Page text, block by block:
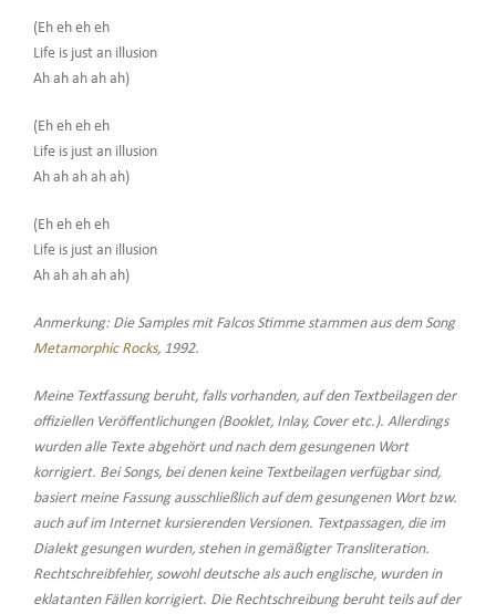
(Eh eh eh eh
Life is just an illusion
Ah ah ah ah ah)
(Eh eh eh eh
Life is just an illusion
Ah ah ah ah ah)
(Eh eh eh eh
Life is just an illusion
Ah ah ah ah ah)
Anmerkung: Die Samples mit Falcos Stimme stammen aus dem Song
Metamorphic Rocks, 1992.
Meine Textfassung beruht, falls vorhanden, auf den Textbeilagen der
offiziellen Veröffentlichungen (Booklet, Inlay, Cover etc.). Allerdings
wurden alle Texte abgehört und nach dem gesungenen Wort
korrigiert. Bei Songs, bei denen keine Textbeilagen verfügbar sind,
basiert meine Fassung ausschließlich auf dem gesungenen Wort bzw.
auch auf im Internet kursierenden Versionen. Textpassagen, die im
Dialekt gesungen wurden, stehen in gemäßigter Transliteration.
Rechtschreibfehler, sowohl deutsche als auch englische, wurden in
eklatanten Fällen korrigiert. Die Rechtschreibung beruht teils auf der